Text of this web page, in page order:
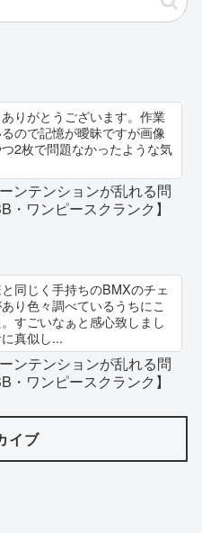
りがとうございます。作業
ので記憶が曖昧ですが画像
2枚で問題なかったような気
ンテンションが乱れる問
ワンピースクランク】
同じく手持ちのBMXのチェ
り色々調べているうちにこ
すごいなぁと感心致しまし
真似し...
ンテンションが乱れる問
ワンピースクランク】
イブ